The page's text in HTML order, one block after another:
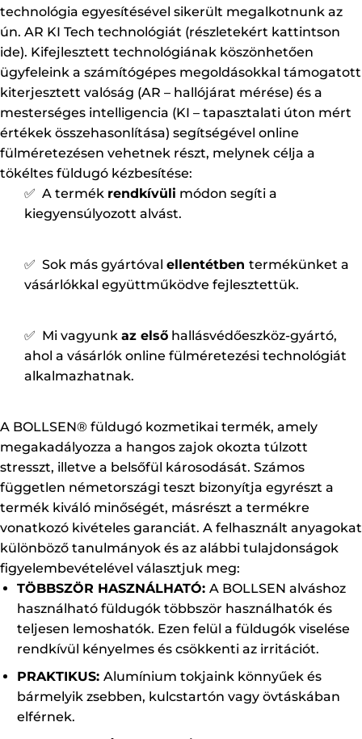
technológia egyesítésével sikerült megalkotnunk az
ún. AR KI Tech technológiát (részletekért kattintson
ide). Kifejlesztett technológiának köszönhetően
ügyfeleink a számítógépes megoldásokkal támogatott
kiterjesztett valóság (AR – hallójárat mérése) és a
mesterséges intelligencia (KI – tapasztalati úton mért
értékek összehasonlítása) segítségével online
fülméretezésen vehetnek részt, melynek célja a
tökéltes füldugó kézbesítése:
✅ A termék rendkívüli módon segíti a
kiegyensúlyozott alvást.
✅ Sok más gyártóval ellentétben termékünket a
vásárlókkal együttműködve fejlesztettük.
✅ Mi vagyunk az első hallásvédőeszköz-gyártó,
ahol a vásárlók online fülméretezési technológiát
alkalmazhatnak.
A BOLLSEN® füldugó kozmetikai termék, amely
megakadályozza a hangos zajok okozta túlzott
stresszt, illetve a belsőfül károsodását. Számos
független németországi teszt bizonyítja egyrészt a
termék kiváló minőségét, másrészt a termékre
vonatkozó kivételes garanciát. A felhasznált anyagokat
különböző tanulmányok és az alábbi tulajdonságok
figyelembevételével választjuk meg:
TÖBBSZÖR HASZNÁLHATÓ: A BOLLSEN alváshoz
használható füldugók többször használhatók és
teljesen lemoshatók. Ezen felül a füldugók viselése
rendkívül kényelmes és csökkenti az irritációt.
PRAKTIKUS: Alumínium tokjaink könnyűek és
bármelyik zsebben, kulcstartón vagy övtáskában
elférnek.